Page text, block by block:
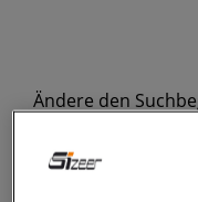
Ändere den